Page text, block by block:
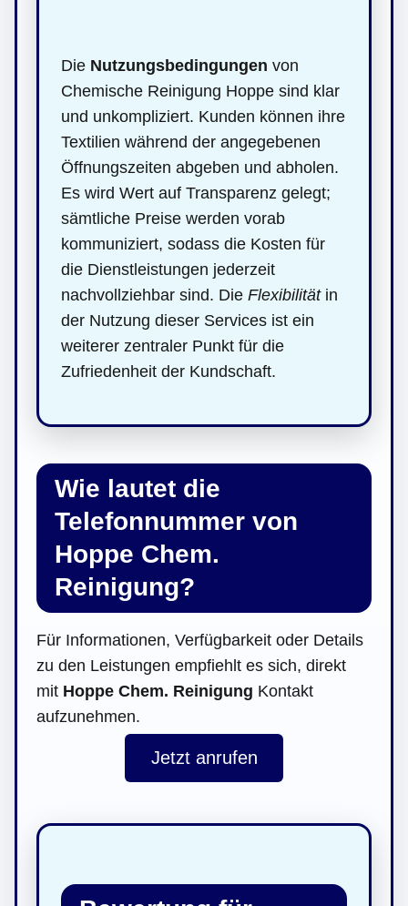
Die Nutzungsbedingungen von
Chemische Reinigung Hoppe sind klar
und unkompliziert. Kunden können ihre
Textilien während der angegebenen
Öffnungszeiten abgeben und abholen.
Es wird Wert auf Transparenz gelegt;
sämtliche Preise werden vorab
kommuniziert, sodass die Kosten für
die Dienstleistungen jederzeit
nachvollziehbar sind. Die Flexibilitätin
der Nutzung dieser Services ist ein
weiterer zentraler Punkt für die
Zufriedenheit der Kundschaft.
Wie lautet die
Telefonnummer von
Hoppe Chem.
Reinigung?
Für Informationen, Verfügbarkeit oder Details
zu den Leistungen empfiehlt es sich, direkt
mit Hoppe Chem. Reinigung Kontakt
aufzunehmen.
Jetzt anrufen